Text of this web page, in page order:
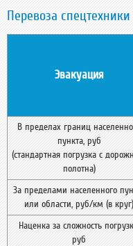
Перевоза спецтехники
Эвакуация
В пределах границ
пункта, руб
(стандартная погрузка с
полотна)
За пределами населенного
или области, руб/км (в круг)
Наценка за сложность
руб